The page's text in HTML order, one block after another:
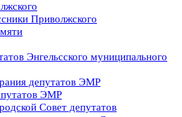
Приволжского
Энгельсского муниципального
депутатов ЭМР
ЭМР
Совет депутатов